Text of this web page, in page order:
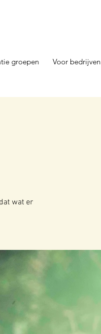
groepen Voor bedrijven
wat er